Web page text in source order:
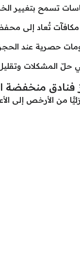
تسمح بتغيير
تُعاد إلى
حصرية عند الحجز
حلّ المشكلات
منخفضة
من الأرخص إلى